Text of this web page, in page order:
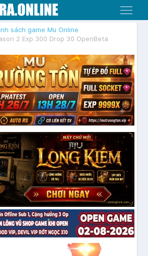
Menu
sách game Mu Online
2 Exp 300 Drop 30 OpenBeta